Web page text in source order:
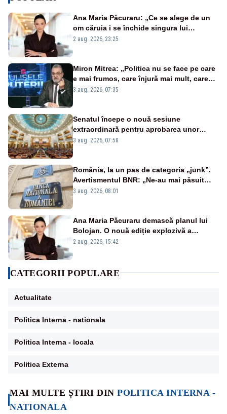
MAI MULTE ȘTIRI DINPOLITICA INTERNA -
NATIONALA
Ana Maria Păcuraru: „Ce se alege de un
om căruia i se închide singura lui
portiță?”
2 aug. 2026, 23:25
Miron Mitrea: „Politica nu se face pe care
e mai frumos, care înjură mai mult, care
țipă mai tare, ci pe proiecte”
3 aug. 2026, 07:35
Senatul începe o nouă sesiune
extraordinară pentru aprobarea unor
jaloane din PNRR
3 aug. 2026, 07:58
România, la un pas de categoria „junk”.
Avertismentul BNR: „Ne-au mai păsuit
pentru câteva luni”
3 aug. 2026, 08:01
Ana Maria Păcuraru demască planul lui
Bolojan. O nouă ediție explozivă a
emisiunii „Miza Zilei” la Realitatea PLUS
2 aug. 2026, 15:42
CATEGORII POPULARE
Actualitate
Politica Interna - nationala
Politica Interna - locala
Politica Externa